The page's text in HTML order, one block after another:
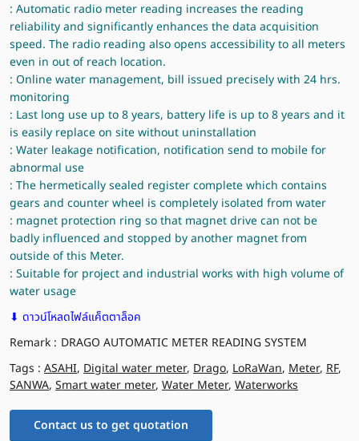
: Automatic radio meter reading increases the reading
reliability and significantly enhances the data acquisition
speed. The radio reading also opens accessibility to all meters
even in out of reach location.
: Online water management, bill issued precisely with 24 hrs.
monitoring
: Last long use up to 8 years, battery life is up to 8 years and it
is easily replace on site without uninstallation
: Water leakage notification, notification send to mobile for
abnormal use
: The hermetically sealed register complete which contains
gears and counter wheel is completely isolated from water
: magnet protection ring so that magnet drive can not be
badly influenced and stopped by another magnet from
outside of this Meter.
: Suitable for project and industrial works with high volume of
water usage
⬇ ดาวน์โหลดไฟล์แค็ตตาล็อค
Remark : DRAGO AUTOMATIC METER READING SYSTEM
Tags : ASAHI, Digital water meter, Drago, LoRaWan, Meter, RF,
SANWA, Smart water meter, Water Meter, Waterworks
Contact us to get quotation